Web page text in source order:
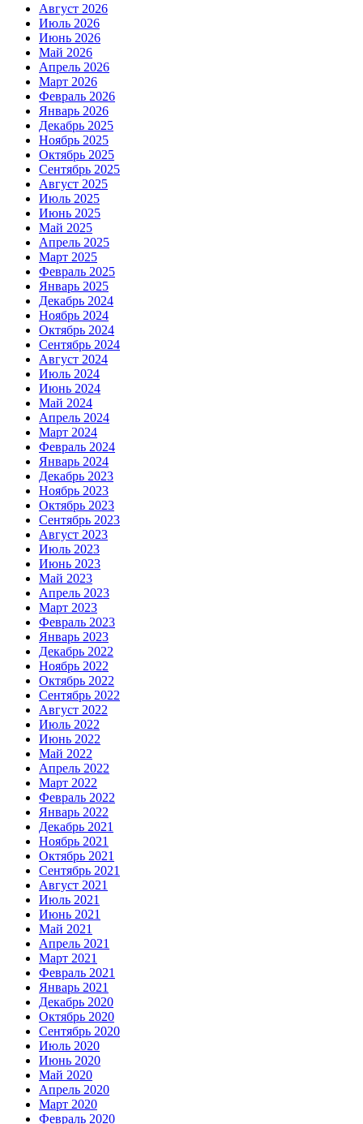
Август 2026
Июль 2026
Июнь 2026
Май 2026
Апрель 2026
Март 2026
Февраль 2026
Январь 2026
Декабрь 2025
Ноябрь 2025
Октябрь 2025
Сентябрь 2025
Август 2025
Июль 2025
Июнь 2025
Май 2025
Апрель 2025
Март 2025
Февраль 2025
Январь 2025
Декабрь 2024
Ноябрь 2024
Октябрь 2024
Сентябрь 2024
Август 2024
Июль 2024
Июнь 2024
Май 2024
Апрель 2024
Март 2024
Февраль 2024
Январь 2024
Декабрь 2023
Ноябрь 2023
Октябрь 2023
Сентябрь 2023
Август 2023
Июль 2023
Июнь 2023
Май 2023
Апрель 2023
Март 2023
Февраль 2023
Январь 2023
Декабрь 2022
Ноябрь 2022
Октябрь 2022
Сентябрь 2022
Август 2022
Июль 2022
Июнь 2022
Май 2022
Апрель 2022
Март 2022
Февраль 2022
Январь 2022
Декабрь 2021
Ноябрь 2021
Октябрь 2021
Сентябрь 2021
Август 2021
Июль 2021
Июнь 2021
Май 2021
Апрель 2021
Март 2021
Февраль 2021
Январь 2021
Декабрь 2020
Октябрь 2020
Сентябрь 2020
Июль 2020
Июнь 2020
Май 2020
Апрель 2020
Март 2020
Февраль 2020